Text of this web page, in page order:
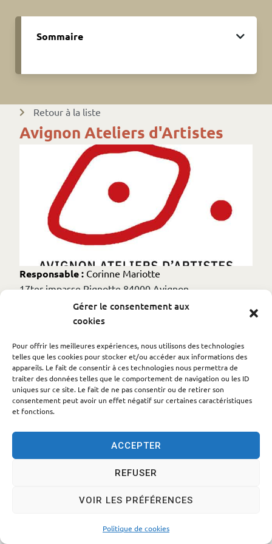
Gérer le consentement aux
cookies
Pour offrir les meilleures expériences, nous utilisons des technologies
telles que les cookies pour stocker et/ou accéder aux informations des
appareils. Le fait de consentir à ces technologies nous permettra de
traiter des données telles que le comportement de navigation ou les ID
uniques sur ce site. Le fait de ne pas consentir ou de retirer son
consentement peut avoir un effet négatif sur certaines caractéristiques
et fonctions.
ACCEPTER
REFUSER
VOIR LES PRÉFÉRENCES
Politique de cookies
Sommaire
Retour à la liste
Avignon Ateliers d'Artistes
Responsable : Corinne Mariotte
17ter impasse Pignotte 84000 Avignon
ap84007@gmail.com
Numéro de déclaration en préfecture : W 842005760
Date de déclaration en préfecture : 22/03/2015
Code NAF ou APE : 94.99Z
Politique des cookies
Traitement des données personnelles